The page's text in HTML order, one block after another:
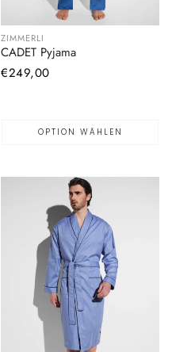
ZIMMERLI
CADET Pyjama
Normaler
€249,00
OPTION WÄHLEN